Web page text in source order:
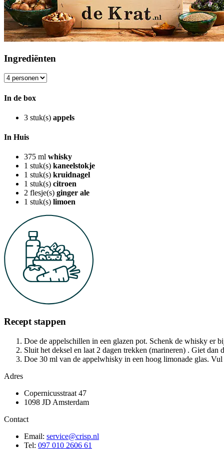
Ingrediënten
In de box
3 stuk(s) appels
In Huis
375 ml whisky
1 stuk(s) kaneelstokje
1 stuk(s) kruidnagel
1 stuk(s) citroen
2 flesje(s) ginger ale
1 stuk(s) limoen
Recept stappen
Doe de appelschillen in een glazen pot. Schenk de whisky er
Sluit het deksel en laat 2 dagen trekken (marineren) . Giet dan
Doe 30 ml van de appelwhisky in een hoog limonade glas.
Adres
Copernicusstraat 47
1098 JD Amsterdam
Contact
Email: service@crisp.nl
Tel: 097 010 2606 61